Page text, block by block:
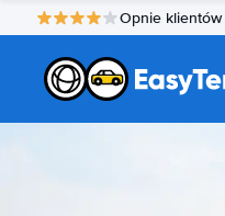
Opnie klientów